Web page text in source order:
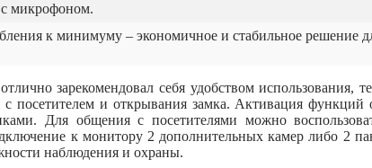
с микрофоном.
к минимуму – экономичное и стабильное решение
зарекомендовал себя удобством использования,
посетителем и открывания замка. Активация функций
Для общения с посетителями можно
к монитору 2 дополнительных камер либо 2
наблюдения и охраны.